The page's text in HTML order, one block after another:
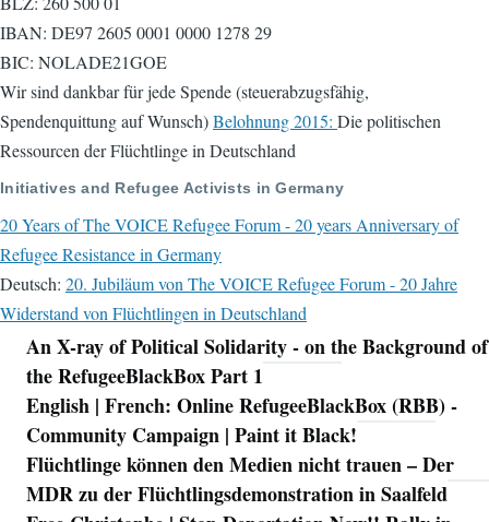
IBAN: DE97 2605 0001 0000 1278 29
BIC: NOLADE21GOE
Wir sind dankbar für jede Spende (steuerabzugsfähig,
Spendenquittung auf Wunsch)Belohnung 2015: Die politischen
Ressourcen der Flüchtlinge in Deutschland
Initiatives and Refugee Activists in Germany
20 Years of The VOICE Refugee Forum - 20 years Anniversary of
Refugee Resistance in Germany
Deutsch: 20. Jubiläum von The VOICE Refugee Forum - 20 Jahre
Widerstand von Flüchtlingen in Deutschland
Navigation
An X-ray of Political Solidarity - on the Background of
the RefugeeBlackBox Part 1
English | French: Online RefugeeBlackBox (RBB) -
Community Campaign | Paint it Black!
Flüchtlinge können den Medien nicht trauen – Der
MDR zu der Flüchtlingsdemonstration in Saalfeld